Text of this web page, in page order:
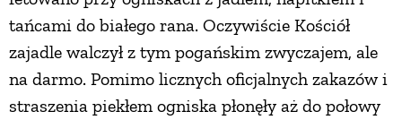
tańcami do białego rana. Oczywiście Kościół
zajadle walczył z tym pogańskim zwyczajem, ale
na darmo. Pomimo licznych oficjalnych zakazów i
straszenia piekłem ogniska płonęły aż do połowy